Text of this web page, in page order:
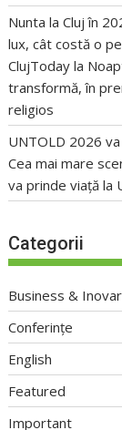
Nunta la Cluj în
lux, cât costă o
ClujToday la
transformă, în
religios
UNTOLD 2026
Cea mai mare
va prinde viață la
Categorii
Business &
Conferințe
English
Featured
Important